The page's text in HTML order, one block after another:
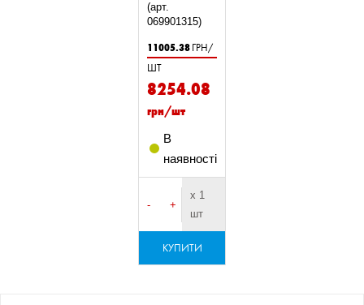
(арт.
069901315)
11005.38ГРН/
ШТ
8254.08
грн/шт
В
наявності
- +
х 1
шт
КУПИТИ